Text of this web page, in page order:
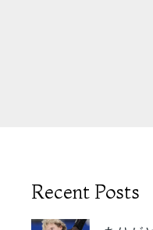
Recent Posts